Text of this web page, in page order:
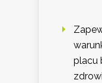
placu